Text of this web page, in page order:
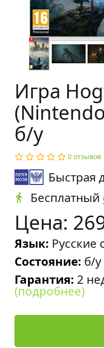
Игра
б/у
0 отзывов
Быстрая
Бесплатный
Цена:
Язык: Русские
Состояние: б/у
Гарантия: 2
(подробнее)